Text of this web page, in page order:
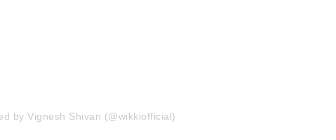
by Vignesh Shivan (@wikkiofficial)